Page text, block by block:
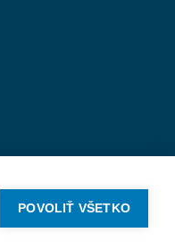
POVOLIŤ VŠETKO
denva.sk